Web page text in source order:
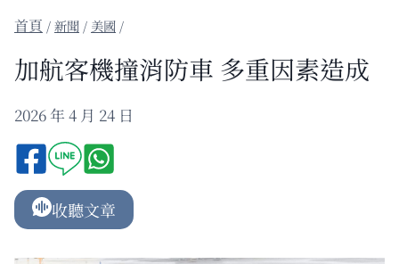
/新聞 / 美國 /
加航客機撞消防車 多重因素造成
2026 年 4 月 24 日
收聽文章